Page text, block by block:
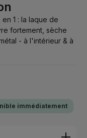
1 : la laque de
fortement, sèche
- à l'intérieur & à
immédiatement
quantité